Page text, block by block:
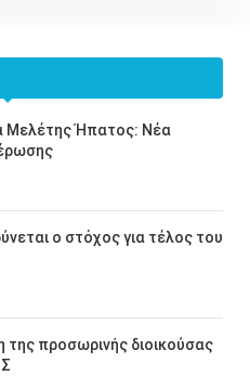
Μελέτης Ήπατος: Νέα
ο στόχος για τέλος του
της προσωρινής διοικούσας